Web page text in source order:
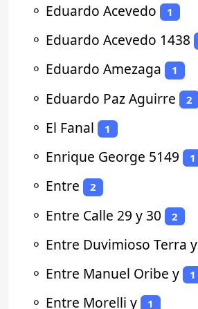
⚬ Eduardo Acevedo 1
⚬ Eduardo Acevedo 1438
⚬ Eduardo Amezaga 1
⚬ Eduardo Paz Aguirre 2
⚬ El Fanal 1
⚬ Enrique George 5149 1
⚬ Entre 2
⚬ Entre Calle 29 y 30 2
⚬ Entre Duvimioso Terra y
⚬ Entre Manuel Oribe y 1
⚬ Entre Morelli y 1